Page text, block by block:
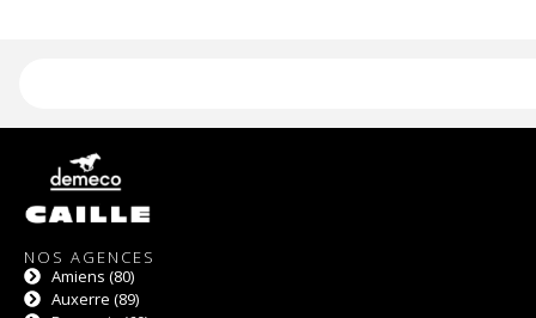
NOS AGENCES
Amiens (80)
Auxerre (89)